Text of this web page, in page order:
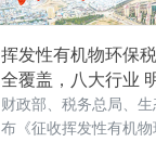
挥发性有机物环保
全
财政部、税务总局、
布《征收挥发性有机